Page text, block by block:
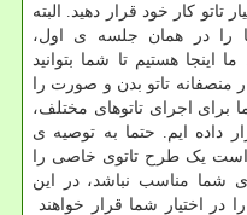
تاتو کار خود قرار دهید. البته
ما را در همان جلسه ی اول،
اینجا هستیم تا شما بتوانید
منصفانه تاتو بدن و صورت را
برای اجرای تاتوهای مختلف،
داده ایم. حتما به توصیه ی
است یک طرح تاتوی خاصی را
شما مناسب نباشد، در این
اختیار شما قرار خواهند